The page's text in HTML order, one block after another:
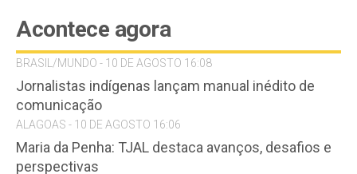
Acontece agora
BRASIL/MUNDO - 10 DE AGOSTO 16:08
Jornalistas indígenas lançam manual inédito de
comunicação
ALAGOAS - 10 DE AGOSTO 16:06
Maria da Penha: TJAL destaca avanços, desafios e
perspectivas